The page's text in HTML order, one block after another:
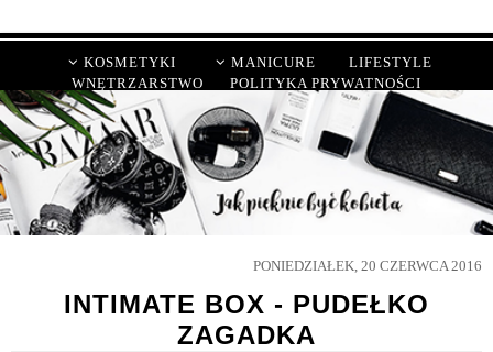
KOSMETYKI MANICURE
LIFESTYLE
WNĘTRZARSTWO
POLITYKA PRYWATNOŚCI
PONIEDZIAŁEK, 20 CZERWCA 2016
INTIMATE BOX - PUDEŁKO
ZAGADKA